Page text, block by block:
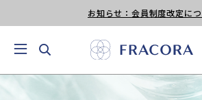
お知らせ：会員制度改定に